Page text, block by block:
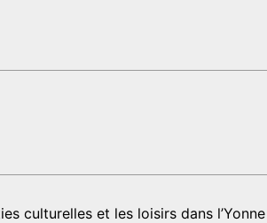
culturelles et les loisirs dans